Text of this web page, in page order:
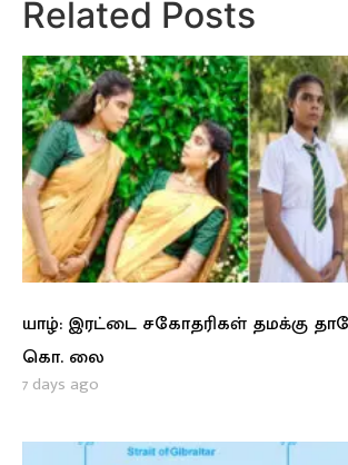
Related Posts
யாழ்: இரட்டை சகோதரிகள் தமக்கு
கொ. லை
7 days ago